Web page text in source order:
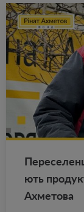
ють
Ах­ме­то­ва